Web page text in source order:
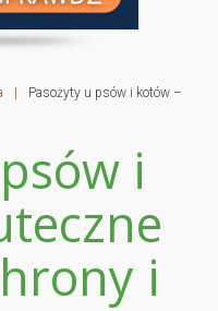
|
Pasożyty u psów i kotów –
i
i